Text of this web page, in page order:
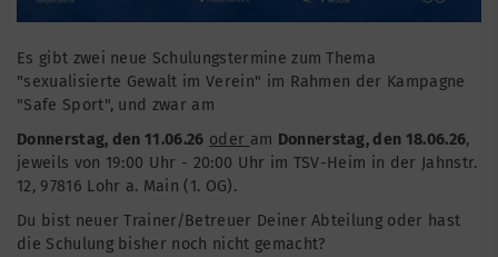
Es gibt zwei neue Schulungstermine zum Thema
"sexualisierte Gewalt im Verein" im Rahmen der Kampagne
"Safe Sport", und zwar am
Donnerstag, den 11.06.26 oder am Donnerstag, den 18.06.26,
jeweils von 19:00 Uhr - 20:00 Uhr im TSV-Heim in der Jahnstr.
12, 97816 Lohr a. Main (1. OG).
Du bist neuer Trainer/Betreuer Deiner Abteilung oder hast
die Schulung bisher noch nicht gemacht?